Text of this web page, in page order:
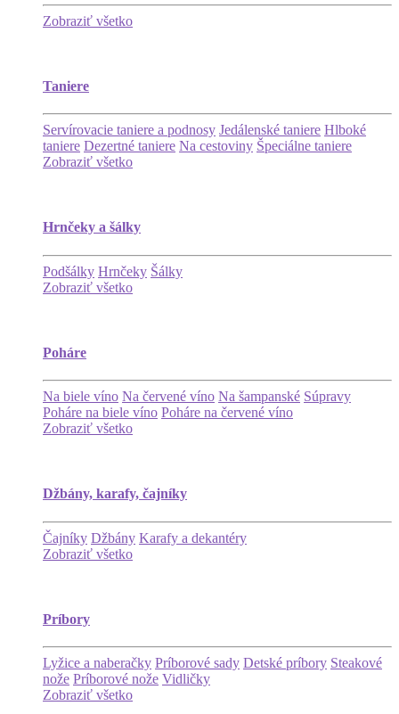
Zobraziť všetko
Taniere
Servírovacie taniere a podnosy Jedálenské taniere Hlboké
taniere Dezertné taniere Na cestoviny Špeciálne taniere
Zobraziť všetko
Hrnčeky a šálky
Podšálky Hrnčeky Šálky
Zobraziť všetko
Poháre
Na biele víno Na červené víno Na šampanské Súpravy
Poháre na biele víno Poháre na červené víno
Zobraziť všetko
Džbány, karafy, čajníky
Čajníky Džbány Karafy a dekantéry
Zobraziť všetko
Príbory
Lyžice a naberačky Príborové sady Detské príbory Steakové
nože Príborové nože Vidličky
Zobraziť všetko